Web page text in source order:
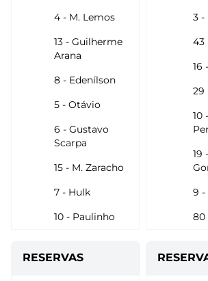
4 - M. Lemos
13 - Guilherme
Arana
8 - Edenílson
5 - Otávio
6 - Gustavo
Scarpa
15 - M. Zaracho
7 - Hulk
10 - Paulinho
RESERVAS
3 -
43
16
29
10
19
9 -
80